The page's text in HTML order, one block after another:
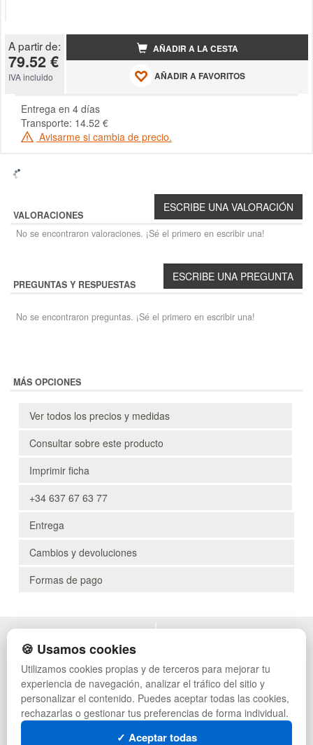
A partir de:
79.52 €
IVA incluido
AÑADIR A LA CESTA
AÑADIR A FAVORITOS
Entrega en 4 días
Transporte: 14.52 €
Avisarme si cambia de precio.
VALORACIONES
No se encontraron valoraciones. ¡Sé el primero en escribir una!
PREGUNTAS Y RESPUESTAS
No se encontraron preguntas. ¡Sé el primero en escribir una!
MÁS OPCIONES
Ver todos los precios y medidas
Consultar sobre este producto
Imprimir ficha
+34 637 67 63 77
Entrega
Cambios y devoluciones
Formas de pago
POLÍTICA DE PRIVACIDAD
CONDICIONES DE USO
CAMBIOS Y DEVOLUCIONES
CONTACTO
QUIENES SOMOS
MAPA WEB
PREGUNTAS FRECUENTES
MUEBLES VINTAGE
MUEBLES HOSTELERÍA
SUMINISTROS HOSTELERÍA
TIENDA DE DEPORTES
LOTES DE NAVIDAD
🍪 Usamos cookies
Utilizamos cookies propias y de terceros para mejorar tu
experiencia de navegación, analizar el tráfico del sitio y
personalizar el contenido. Puedes aceptar todas las cookies,
rechazarlas o gestionar tus preferencias de forma individual.
✓ Aceptar todas